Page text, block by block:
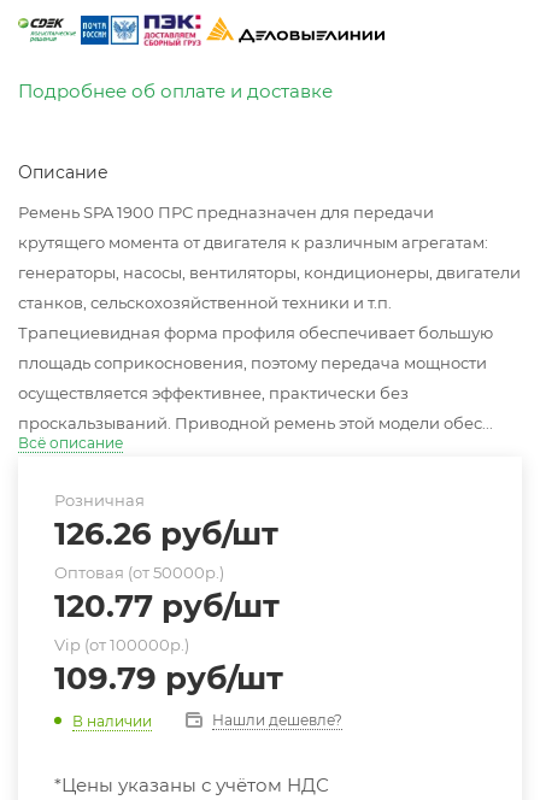
Подробнее об оплате и доставке
Описание
Ремень SPA 1900 ПРС предназначен для передачи
крутящего момента от двигателя к различным агрегатам:
генераторы, насосы, вентиляторы, кондиционеры, двигатели
станков, сельскохозяйственной техники и т.п.
Трапециевидная форма профиля обеспечивает большую
площадь соприкосновения, поэтому передача мощности
осуществляется эффективнее, практически без
проскальзываний. Приводной ремень этой модели обес...
Всё описание
Розничная
126.26 руб/шт
Оптовая (от 50000р.)
120.77 руб/шт
Vip (от 100000р.)
109.79 руб/шт
В наличии Нашли дешевле?
*Цены указаны с учётом НДС